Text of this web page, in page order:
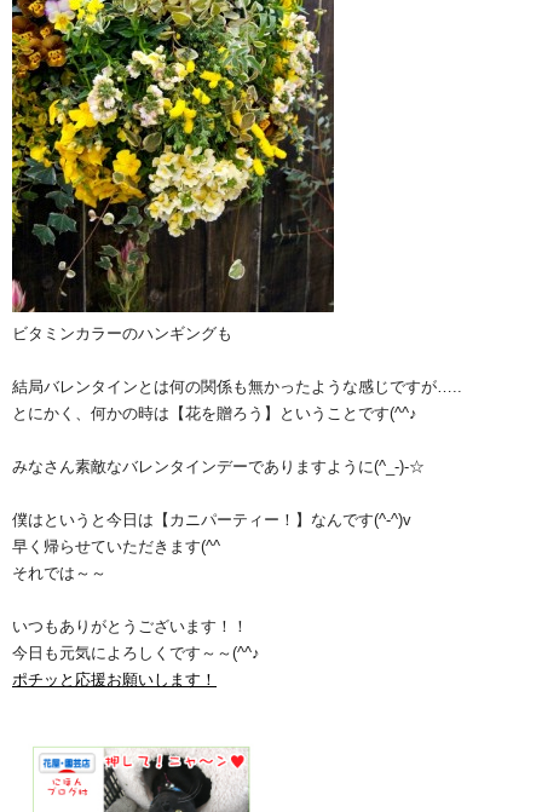
ビタミンカラーのハンギングも
結局バレンタインとは何の関係も無かったような感じですが…..
とにかく、何かの時は【花を贈ろう】ということです(^^♪
みなさん素敵なバレンタインデーでありますように(^_-)-☆
僕はというと今日は【カニパーティー！】なんです(^-^)v
早く帰らせていただきます(^^ゞ
それでは～～
いつもありがとうございます！！
今日も元気によろしくです～～(^^♪
ポチッと応援お願いします！